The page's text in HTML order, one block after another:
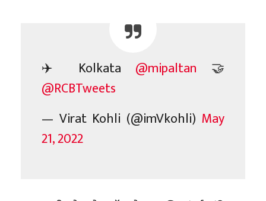
✈️ Kolkata @mipaltan 🤝
@RCBTweets
— Virat Kohli (@imVkohli) May
21, 2022